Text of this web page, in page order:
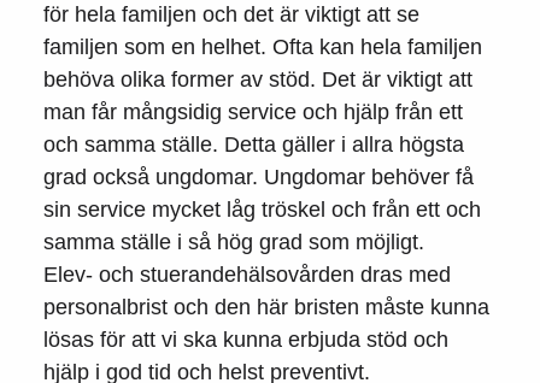
för hela familjen och det är viktigt att se
familjen som en helhet. Ofta kan hela familjen
behöva olika former av stöd. Det är viktigt att
man får mångsidig service och hjälp från ett
och samma ställe. Detta gäller i allra högsta
grad också ungdomar. Ungdomar behöver få
sin service mycket låg tröskel och från ett och
samma ställe i så hög grad som möjligt.
Elev- och stuerandehälsovården dras med
personalbrist och den här bristen måste kunna
lösas för att vi ska kunna erbjuda stöd och
hjälp i god tid och helst preventivt.